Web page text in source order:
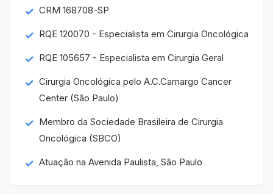
CRM 168708-SP
RQE 120070 - Especialista em Cirurgia Oncológica
RQE 105657 - Especialista em Cirurgia Geral
Cirurgia Oncológica pelo A.C.Camargo Cancer
Center (São Paulo)
Membro da Sociedade Brasileira de Cirurgia
Oncológica (SBCO)
Atuação na Avenida Paulista, São Paulo